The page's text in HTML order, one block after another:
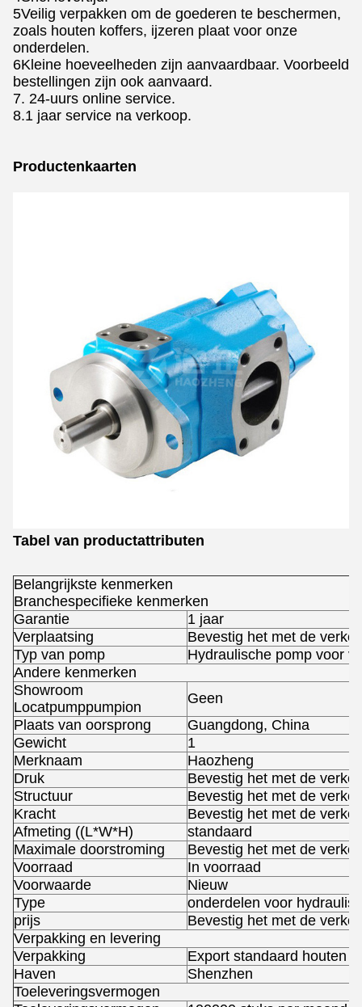
5Veilig verpakken om de goederen te beschermen,
zoals houten koffers, ijzeren plaat voor onze
onderdelen.
6Kleine hoeveelheden zijn aanvaardbaar. Voorbeeld
bestellingen zijn ook aanvaard.
7. 24-uurs online service.
8.1 jaar service na verkoop.
Productenkaarten
Tabel van productattributen
Belangrijkste kenmerken
Branchespecifieke kenmerken
Garantie
1 jaar
Verplaatsing
Bevestig het met de
Typ van pomp
Hydraulische pomp voor
Andere kenmerken
Showroom
Locatpumppumpion
Geen
Plaats van oorsprong
Guangdong, China
Gewicht
1
Merknaam
Haozheng
Druk
Bevestig het met de
Structuur
Bevestig het met de
Kracht
Bevestig het met de
Afmeting ((L*W*H)
standaard
Maximale doorstroming
Bevestig het met de
Voorraad
In voorraad
Voorwaarde
Nieuw
Type
onderdelen voor
prijs
Bevestig het met de
Verpakking en levering
Verpakking
Export standaard houten
Haven
Shenzhen
Toeleveringsvermogen